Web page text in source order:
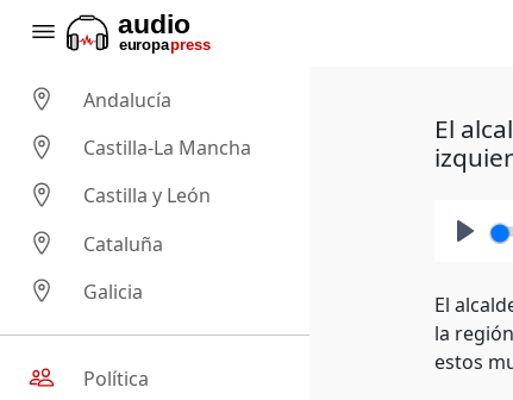
Andalucía
Castilla-La Mancha
Castilla y León
Cataluña
Galicia
Política
El
El
la
estos